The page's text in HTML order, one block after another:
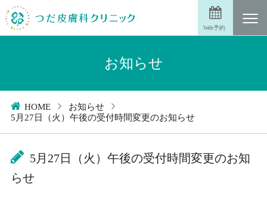
Web予約
お知らせ
HOME
お知らせ
5月27日（火）午後の受付時間変更のお知らせ
5月27日（火）午後の受付時間変更のお知
らせ